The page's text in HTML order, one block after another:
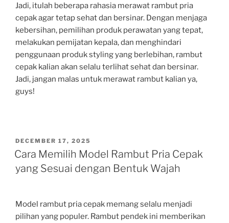
Jadi, itulah beberapa rahasia merawat rambut pria
cepak agar tetap sehat dan bersinar. Dengan menjaga
kebersihan, pemilihan produk perawatan yang tepat,
melakukan pemijatan kepala, dan menghindari
penggunaan produk styling yang berlebihan, rambut
cepak kalian akan selalu terlihat sehat dan bersinar.
Jadi, jangan malas untuk merawat rambut kalian ya,
guys!
POSTED
ON
DECEMBER 17, 2025
Cara Memilih Model Rambut Pria Cepak
yang Sesuai dengan Bentuk Wajah
Model rambut pria cepak memang selalu menjadi
pilihan yang populer. Rambut pendek ini memberikan